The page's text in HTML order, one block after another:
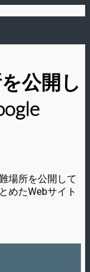
公開し
場所を公開して
めたWebサイト